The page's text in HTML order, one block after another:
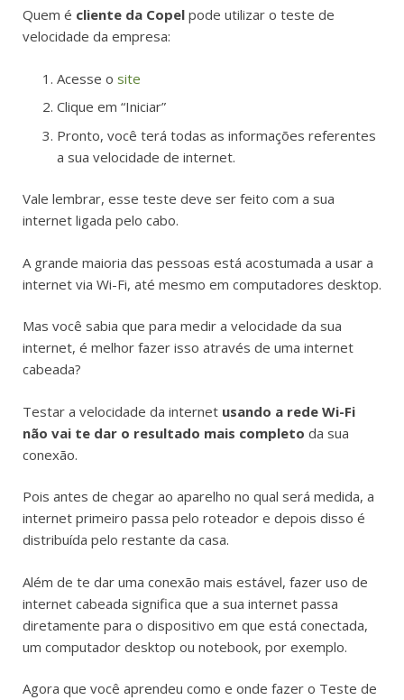
Quem é cliente da Copel pode utilizar o teste de
velocidade da empresa:
Acesse o site
Clique em “Iniciar”
Pronto, você terá todas as informações referentes
a sua velocidade de internet.
Vale lembrar, esse teste deve ser feito com a sua
internet ligada pelo cabo.
A grande maioria das pessoas está acostumada a usar a
internet via Wi-Fi, até mesmo em computadores desktop.
Mas você sabia que para medir a velocidade da sua
internet, é melhor fazer isso através de uma internet
cabeada?
Testar a velocidade da internet usando a rede Wi-Fi
não vai te dar o resultado mais completo da sua
conexão.
Pois antes de chegar ao aparelho no qual será medida, a
internet primeiro passa pelo roteador e depois disso é
distribuída pelo restante da casa.
Além de te dar uma conexão mais estável, fazer uso de
internet cabeada significa que a sua internet passa
diretamente para o dispositivo em que está conectada,
um computador desktop ou notebook, por exemplo.
Agora que você aprendeu como e onde fazer o Teste de